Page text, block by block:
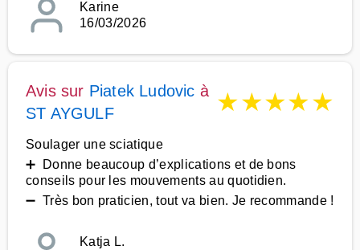
Karine
16/03/2026
Avis sur Piatek Ludovic à
ST AYGULF
★★★★★
Soulager une sciatique
➕ Donne beaucoup d’explications et de bons
conseils pour les mouvements au quotidien.
➖ Très bon praticien, tout va bien. Je recommande !
Katja L.